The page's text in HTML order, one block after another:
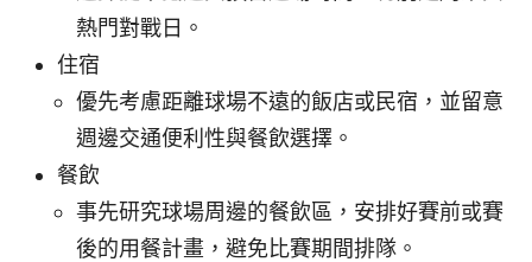
熱門對戰日。
住宿
優先考慮距離球場不遠的飯店或民宿，並留意
週邊交通便利性與餐飲選擇。
餐飲
事先研究球場周邊的餐飲區，安排好賽前或賽
後的用餐計畫，避免比賽期間排隊。